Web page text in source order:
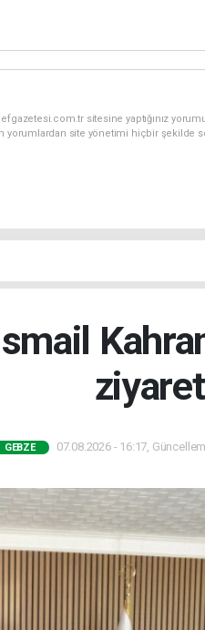
sitesine yaptığınız
yorumlardan site yönetimi hiçbir şekilde
ziyaret
GEBZE 07.08.2026 - 16:17,